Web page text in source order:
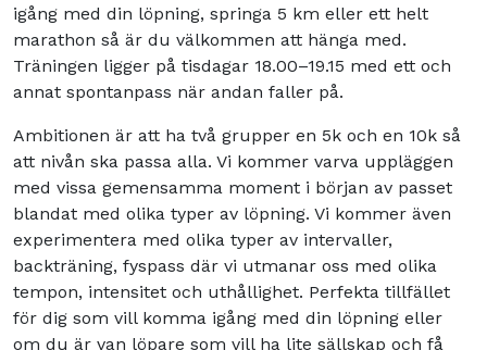
igång med din löpning, springa 5 km eller ett helt
marathon så är du välkommen att hänga med.
Träningen ligger på tisdagar 18.00–19.15 med ett och
annat spontanpass när andan faller på.
Ambitionen är att ha två grupper en 5k och en 10k så
att nivån ska passa alla. Vi kommer varva uppläggen
med vissa gemensamma moment i början av passet
blandat med olika typer av löpning. Vi kommer även
experimentera med olika typer av intervaller,
backträning, fyspass där vi utmanar oss med olika
tempon, intensitet och uthållighet. Perfekta tillfället
för dig som vill komma igång med din löpning eller
om du är van löpare som vill ha lite sällskap och få